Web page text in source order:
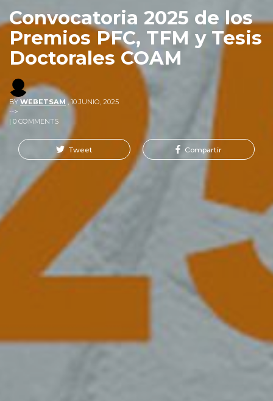
Convocatoria 2025 de los
Premios PFC, TFM y Tesis
Doctorales COAM
BY WEBETSAM ,10 JUNIO, 2025
-->
| 0 COMMENTS
Tweet Compartir